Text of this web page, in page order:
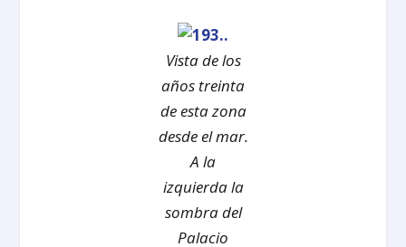
Vista de los
años treinta
de esta zona
desde el mar.
A la
izquierda la
sombra del
Palacio